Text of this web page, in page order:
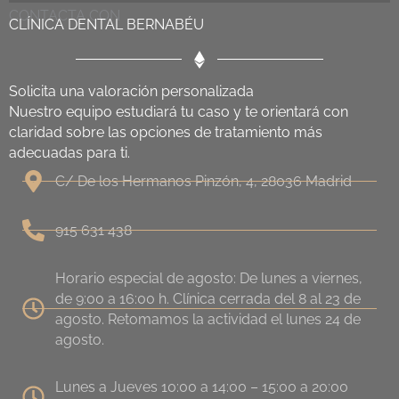
CONTACTA CON
CLÍNICA DENTAL BERNABÉU
Solicita una valoración personalizada
Nuestro equipo estudiará tu caso y te orientará con
claridad sobre las opciones de tratamiento más
adecuadas para ti.
C/ De los Hermanos Pinzón, 4, 28036 Madrid
915 631 438
Horario especial de agosto: De lunes a viernes,
de 9:00 a 16:00 h. Clínica cerrada del 8 al 23 de
agosto. Retomamos la actividad el lunes 24 de
agosto.
Lunes a Jueves 10:00 a 14:00 – 15:00 a 20:00